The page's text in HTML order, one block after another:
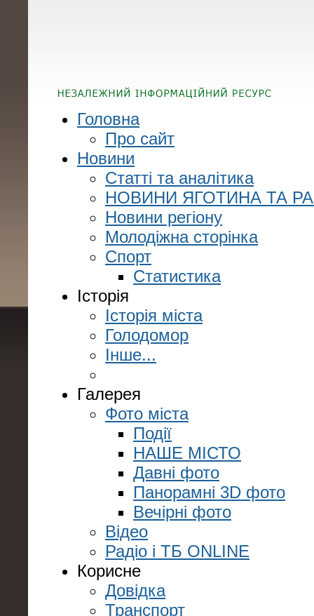
Головна
Про сайт
Новини
Статті та аналітика
НОВИНИ ЯГОТИНА ТА
Новини регіону
Молодіжна сторінка
Спорт
Статистика
Історія
Історія міста
Голодомор
Інше...
Галерея
Фото міста
Події
НАШЕ МІСТО
Давні фото
Панорамні 3D фото
Вечірні фото
Відео
Радіо і ТБ ONLINE
Корисне
Довідка
Транспорт